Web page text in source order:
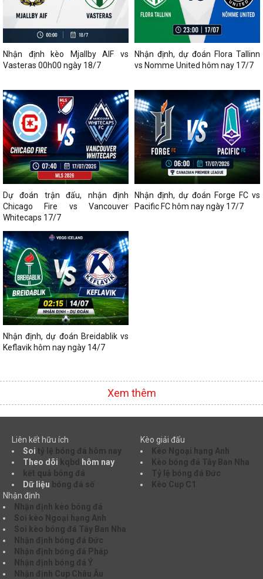
Nhận định kèo Mjallby AIF vs
Vasteras 00h00 ngày 18/7
Nhận định, dự đoán Flora Tallinn
vs Nomme United hôm nay 17/7
Dự đoán trận đấu, nhận định
Chicago Fire vs Vancouver
Whitecaps 17/7
Nhận định, dự đoán Forge FC vs
Pacific FC hôm nay ngày 17/7
Nhận định, dự đoán Breidablik vs
Keflavik hôm nay ngày 14/7
Xem thêm
Liên kết hữu ích
Soi tỷ lệ bóng đá hôm nay
Theo dõi kqbd hôm nay
kết quả bóng đá
Dữ liệu bóng đá số
Kèo giải đấu
Kèo Ngoại hạng Anh
Kèo bóng đá Tây Ban Nha
Tỷ lệ bóng đá Đức
Kèo Cup C1
Nhận định
Nhận định kèo bóng đá
Soi kèo Ngoại hạng Anh
Soi kèo bóng đá Tây Ban Nha
Nhận định bóng đá Đức
Nhận định bóng đá Pháp
Nhận định bóng đá Ý
Nhận định Cup Châu Âu